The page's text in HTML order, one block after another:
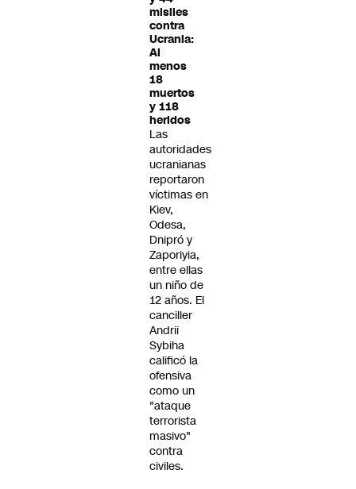
misiles
contra
Ucrania:
Al
menos
18
muertos
y 118
heridos
Las
autoridades
ucranianas
reportaron
víctimas en
Kiev,
Odesa,
Dnipró y
Zaporiyia,
entre ellas
un niño de
12 años. El
canciller
Andrii
Sybiha
calificó la
ofensiva
como un
"ataque
terrorista
masivo"
contra
civiles.